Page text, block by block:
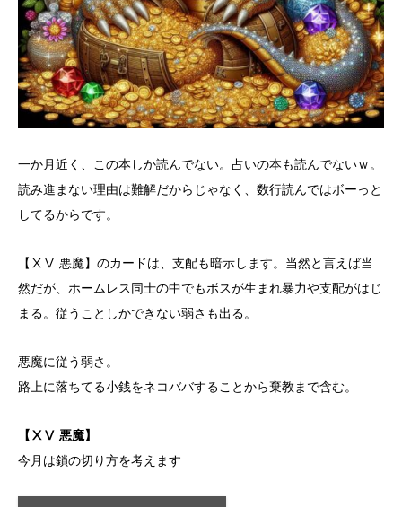
一か月近く、この本しか読んでない。占いの本も読んでないｗ。
読み進まない理由は難解だからじゃなく、数行読んではボーっと
してるからです。
【ⅩⅤ 悪魔】のカードは、支配も暗示します。当然と言えば当
然だが、ホームレス同士の中でもボスが生まれ暴力や支配がはじ
まる。従うことしかできない弱さも出る。
悪魔に従う弱さ。
路上に落ちてる小銭をネコババすることから棄教まで含む。
【ⅩⅤ 悪魔】
今月は鎖の切り方を考えます